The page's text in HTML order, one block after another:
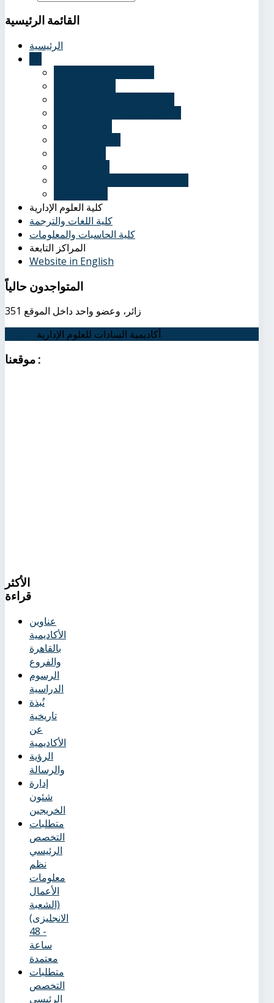
القائمة الرئيسية
الرئيسية
كلية العلوم الإدارية
كلية اللغات والترجمة
كلية الحاسبات والمعلومات
المراكز التابعة
Website in English
المتواجدون حالياً
351 زائر، وعضو واحد داخل الموقع
أكاديمية السادات للعلوم الإدارية
:
الأكثر
قراءة
عناوين
الأكاديمية
بالقاهرة
والفروع
الرسوم
الدراسية
نُبذة
تاريخية
عن
الأكاديمية
الرؤية
والرسالة
إدارة
شئون
الخريجين
متطلبات
التخصص
الرئيسي
نظم
معلومات
الأعمال
(الشعبة
الانجليزى)
- 48
ساعة
معتمدة
متطلبات
التخصص
الرئيسي